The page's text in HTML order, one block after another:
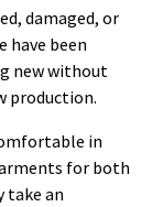
damaged, or
have been
new without
production.
in
for both
take an